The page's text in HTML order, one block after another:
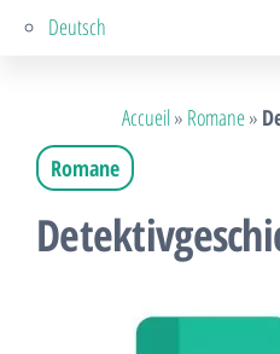
Deutsch
Accueil» Romane»
Romane